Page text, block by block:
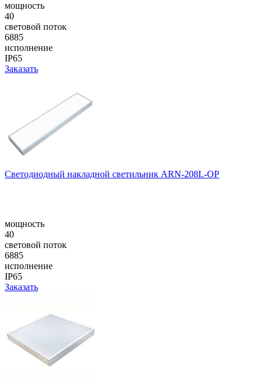
мощность
40
световой поток
6885
исполнение
IP65
Заказать
Светодиодный накладной светильник ARN-208L-OP
мощность
40
световой поток
6885
исполнение
IP65
Заказать